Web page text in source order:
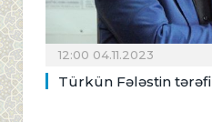
12:00 04.11.2023
Türkün Fələstin tərəfi